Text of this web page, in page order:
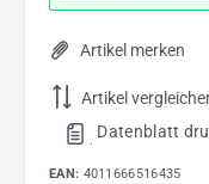
Artikel merken
Artikel
Datenblatt
EAN: 4011666516435